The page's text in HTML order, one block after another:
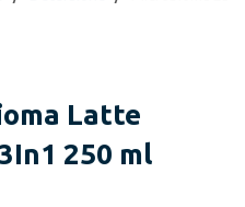
Latte
250 ml